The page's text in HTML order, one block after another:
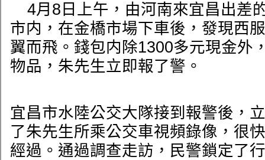
4月8日上午，由河南來宜昌出差
市内，在金橋市場下車後，發現西
翼而飛。錢包内除1300多元現金外
物品，朱先生立即報了警。
宜昌市水陸公交大隊接到報警後，
了朱先生所乘公交車視頻錄像，很
經過。通過調查走訪，民警鎖定了